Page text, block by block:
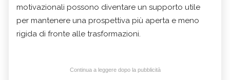
motivazionali possono diventare un supporto utile
per mantenere una prospettiva più aperta e meno
rigida di fronte alle trasformazioni.
Continua a leggere dopo la pubblicità